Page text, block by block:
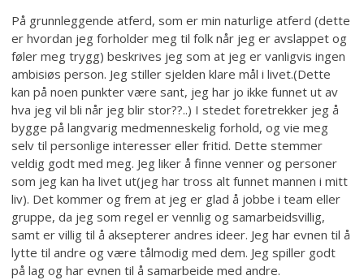
På grunnleggende atferd, som er min naturlige atferd (dette
er hvordan jeg forholder meg til folk når jeg er avslappet og
føler meg trygg) beskrives jeg som at jeg er vanligvis ingen
ambisiøs person. Jeg stiller sjelden klare mål i livet.(Dette
kan på noen punkter være sant, jeg har jo ikke funnet ut av
hva jeg vil bli når jeg blir stor??..) I stedet foretrekker jeg å
bygge på langvarig medmenneskelig forhold, og vie meg
selv til personlige interesser eller fritid. Dette stemmer
veldig godt med meg. Jeg liker å finne venner og personer
som jeg kan ha livet ut(jeg har tross alt funnet mannen i mitt
liv). Det kommer og frem at jeg er glad å jobbe i team eller
gruppe, da jeg som regel er vennlig og samarbeidsvillig,
samt er villig til å aksepterer andres ideer. Jeg har evnen til å
lytte til andre og være tålmodig med dem. Jeg spiller godt
på lag og har evnen til å samarbeide med andre.